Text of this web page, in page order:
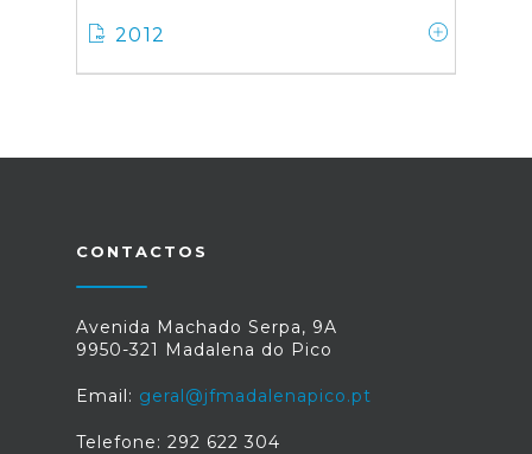
2012
CONTACTOS
Avenida Machado Serpa, 9A
9950-321 Madalena do Pico
Email: geral@jfmadalenapico.pt
Telefone: 292 622 304